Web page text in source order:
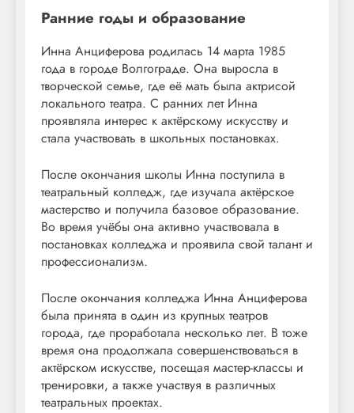
Ранние годы и образование
Инна Анциферова родилась 14 марта 1985
года в городе Волгограде. Она выросла в
творческой семье, где её мать была актрисой
локального театра. С ранних лет Инна
проявляла интерес к актёрскому искусству и
стала участвовать в школьных постановках.
После окончания школы Инна поступила в
театральный колледж, где изучала актёрское
мастерство и получила базовое образование.
Во время учёбы она активно участвовала в
постановках колледжа и проявила свой талант и
профессионализм.
После окончания колледжа Инна Анциферова
была принята в один из крупных театров
города, где проработала несколько лет. В тоже
время она продолжала совершенствоваться в
актёрском искусстве, посещая мастер-классы и
тренировки, а также участвуя в различных
театральных проектах.